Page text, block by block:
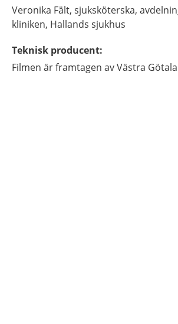
Veronika Fält, sjuksköterska,
kliniken, Hallands sjukhus
Teknisk producent:
Filmen är framtagen av Västra